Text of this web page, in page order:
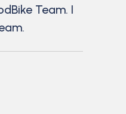
Team. I